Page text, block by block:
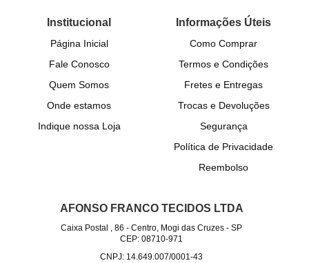
Institucional
Página Inicial
Fale Conosco
Quem Somos
Onde estamos
Indique nossa Loja
Informações Úteis
Como Comprar
Termos e Condições
Fretes e Entregas
Trocas e Devoluções
Segurança
Política de Privacidade
Reembolso
AFONSO FRANCO TECIDOS LTDA
Caixa Postal , 86 -Centro, Mogi das Cruzes -SP
CEP: 08710-971
CNPJ: 14.649.007/0001-43